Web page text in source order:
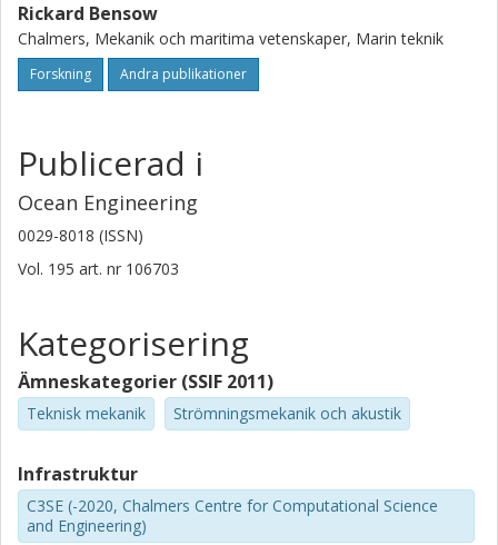
Rickard Bensow
Chalmers, Mekanik och maritima vetenskaper, Marin teknik
Forskning Andra publikationer
Publicerad i
Ocean Engineering
0029-8018 (ISSN)
Vol. 195 art. nr 106703
Kategorisering
Ämneskategorier (SSIF 2011)
Teknisk mekanik Strömningsmekanik och akustik
Infrastruktur
C3SE (-2020, Chalmers Centre for Computational Science
and Engineering)